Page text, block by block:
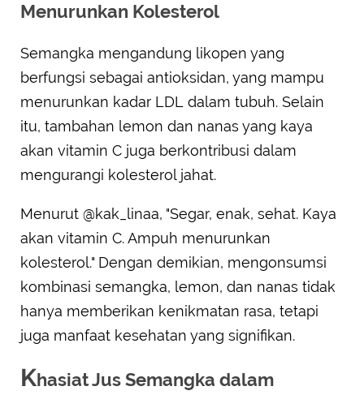
Menurunkan Kolesterol
Semangka mengandung likopen yang
berfungsi sebagai antioksidan, yang mampu
menurunkan kadar LDL dalam tubuh. Selain
itu, tambahan lemon dan nanas yang kaya
akan vitamin C juga berkontribusi dalam
mengurangi kolesterol jahat.
Menurut @kak_linaa, "Segar, enak, sehat. Kaya
akan vitamin C. Ampuh menurunkan
kolesterol." Dengan demikian, mengonsumsi
kombinasi semangka, lemon, dan nanas tidak
hanya memberikan kenikmatan rasa, tetapi
juga manfaat kesehatan yang signifikan.
Khasiat Jus Semangka dalam